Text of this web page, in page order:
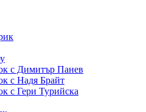
с Димитър Панев
с Надя Брайт
с Гери Турийска